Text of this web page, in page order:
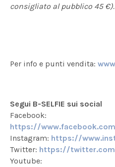
consigliato al pubblico 45 €).
Per info e punti vendita:
Segui B-SELFIE sui social
Facebook:
https://
Instagram: https://
Twitter: https://twitter.com/
Youtube: